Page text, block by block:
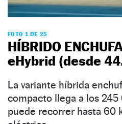
FOTO 1 DE 25
HÍBRIDO
eHybrid (desde
La variante híbrida
compacto llega a los 245
puede recorrer hasta 60